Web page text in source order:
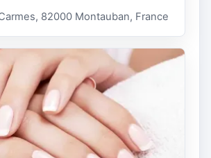
82000 Montauban, France